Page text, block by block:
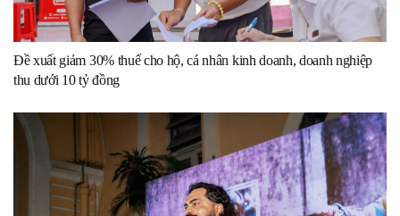
Đề xuất giảm 30% thuế cho hộ, cá nhân kinh doanh, doanh nghiệp
thu dưới 10 tỷ đồng